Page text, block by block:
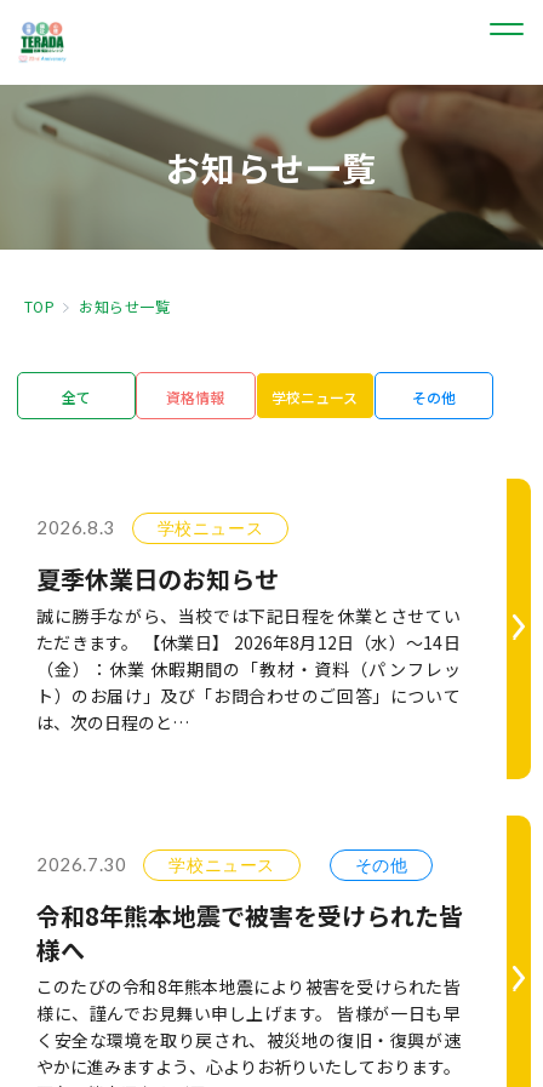
お知らせ一覧
TOP お知らせ一覧
全て 資格情報 学校ニュース その他
2026.8.3 学校ニュース
夏季休業日のお知らせ
誠に勝手ながら、当校では下記日程を休業とさせてい
ただきます。 【休業日】 2026年8月12日（水）～14日
（金）：休業 休暇期間の「教材・資料（パンフレッ
ト）のお届け」及び「お問合わせのご回答」について
は、次の日程のと…
2026.7.30 学校ニュース その他
令和8年熊本地震で被害を受けられた皆
様へ
このたびの令和8年熊本地震により被害を受けられた皆
様に、謹んでお見舞い申し上げます。 皆様が一日も早
く安全な環境を取り戻され、被災地の復旧・復興が速
やかに進みますよう、心よりお祈りいたしております。